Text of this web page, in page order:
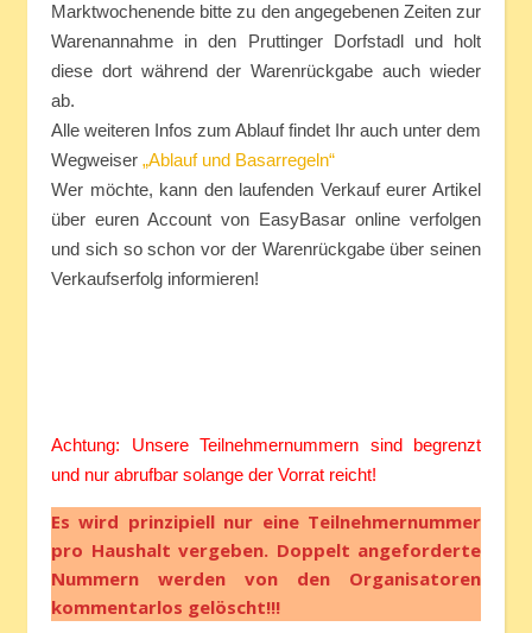
Marktwochenende bitte zu den angegebenen Zeiten zur
Warenannahme in den Pruttinger Dorfstadl und holt
diese dort während der Warenrückgabe auch wieder
ab.
Alle weiteren Infos zum Ablauf findet Ihr auch unter dem
Wegweiser „Ablauf und Basarregeln“
Wer möchte, kann den laufenden Verkauf eurer Artikel
über euren Account von EasyBasar online verfolgen
und sich so schon vor der Warenrückgabe über seinen
Verkaufserfolg informieren!
Achtung: Unsere Teilnehmernummern sind begrenzt
und nur abrufbar solange der Vorrat reicht!
Es wird prinzipiell nur eine Teilnehmernummer
pro Haushalt vergeben. Doppelt angeforderte
Nummern werden von den Organisatoren
kommentarlos gelöscht!!!